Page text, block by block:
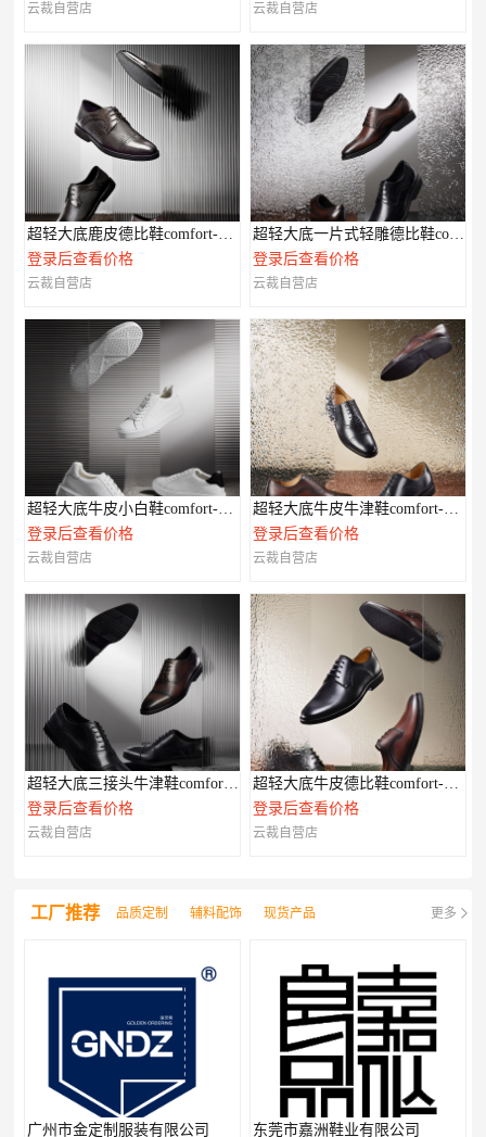
云裁自营店 云裁自营店
超轻大底鹿皮德比鞋comfort-XL系列
登录后查看价格
云裁自营店
超轻大底一片式轻雕德比鞋comfort-XL系列
登录后查看价格
云裁自营店
超轻大底牛皮小白鞋comfort-XL系列
登录后查看价格
云裁自营店
超轻大底牛皮牛津鞋comfort-XL系列
登录后查看价格
云裁自营店
超轻大底三接头牛津鞋comfort-XL系列
登录后查看价格
云裁自营店
超轻大底牛皮德比鞋comfort-XL系列
登录后查看价格
云裁自营店
工厂推荐 品质定制 辅料配饰 现货产品 更多
广州市金定制服装有限公司 东莞市嘉洲鞋业有限公司